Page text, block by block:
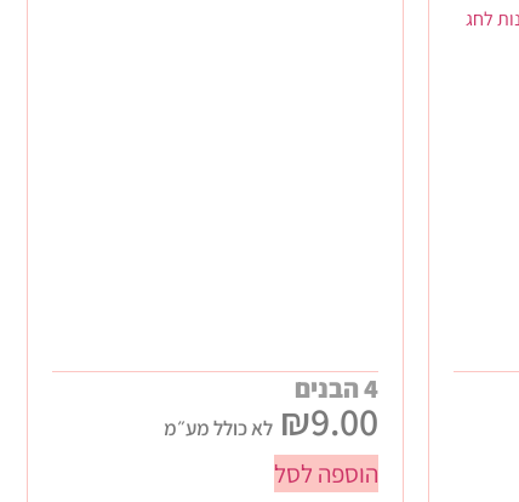
4 הבנים
₪9.00 לא כולל מע״מ
הוספה לסל